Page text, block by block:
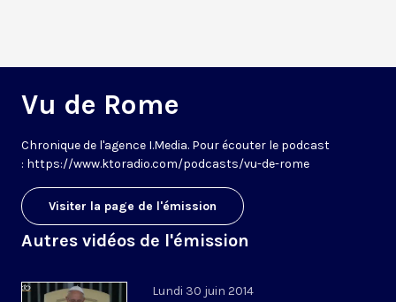
Vu de Rome
Chronique de l'agence I.Media. Pour écouter le podcast
: https://www.ktoradio.com/podcasts/vu-de-rome
Visiter la page de l'émission
Autres vidéos de l'émission
Lundi 30 juin 2014